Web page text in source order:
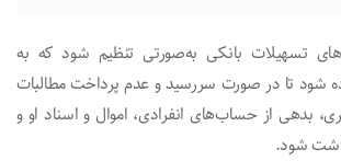
تسهیلات بانکی به‌صورتی تنظیم شود که به
شود تا در صورت سررسید و عدم پرداخت مطالبات
بدهی از حساب‌های انفرادی، اموال و اسناد او و
شود.